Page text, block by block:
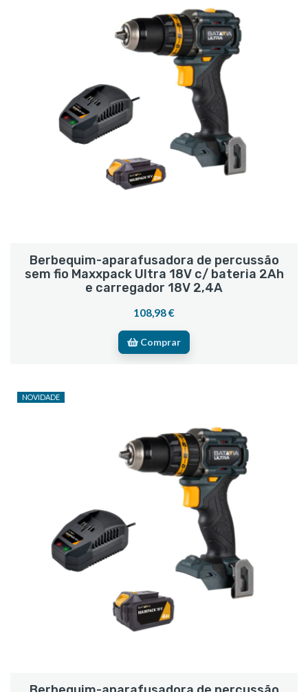
Berbequim-aparafusadora de percussão
sem fio Maxxpack Ultra 18V c/ bateria 2Ah
e carregador 18V 2,4A
108,98 €
Comprar
NOVIDADE